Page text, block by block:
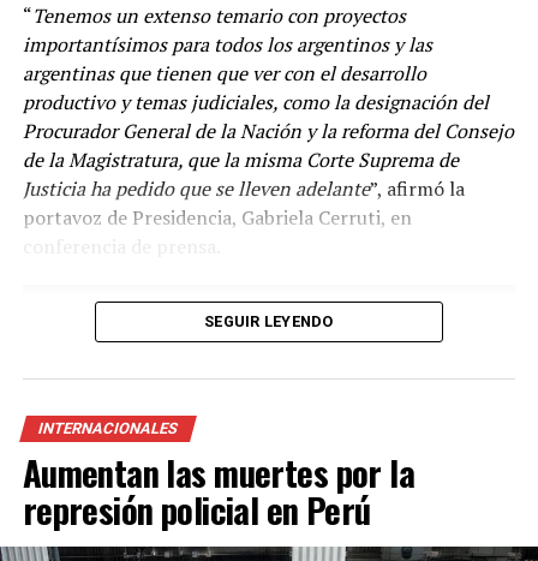
“Venimos diciendo que la circulación de las variantes ha
sido muy dinámica y desde el principio la vacuna en el
beneficioso de la vacunación en las hospitalizaciones y
las muertes”, agregó.
que se suman al Plan de Vacunación son del laboratorio
etaria superior a los 12 años; y otra del laboratorio
Moderna, disponible para la población en general desde
los 6 años o más.
“Tenemos un extenso temario con proyectos
importantísimos para todos los argentinos y las
argentinas que tienen que ver con el desarrollo
productivo y temas judiciales, como la designación del
Procurador General de la Nación y la reforma del Consejo
de la Magistratura, que la misma Corte Suprema de
Justicia ha pedido que se lleven adelante”, afirmó la
portavoz de Presidencia, Gabriela Cerruti, en
conferencia de prensa.
SEGUIR LEYENDO
INTERNACIONALES
Aumentan las muertes por la
represión policial en Perú